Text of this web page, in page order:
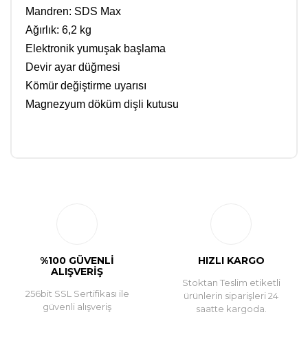
Mandren: SDS Max
Ağırlık: 6,2 kg
Elektronik yumuşak başlama
Devir ayar düğmesi
Kömür değiştirme uyarısı
Magnezyum döküm dişli kutusu
%100 GÜVENLİ
ALIŞVERİŞ
256bit SSL Sertifikası ile
güvenli alışveriş
HIZLI KARGO
Stoktan Teslim etiketli
ürünlerin siparişleri 24
saatte kargoda.